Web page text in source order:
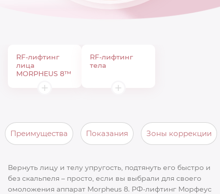
RF-лифтинг
лица
MORPHEUS 8™
RF-лифтинг
тела
Преимущества Показания Зоны коррекции
Вернуть лицу и телу упругость, подтянуть его быстро и
без скальпеля – просто, если вы выбрали для своего
омоложения аппарат Morpheus 8. РФ-лифтинг Морфеус